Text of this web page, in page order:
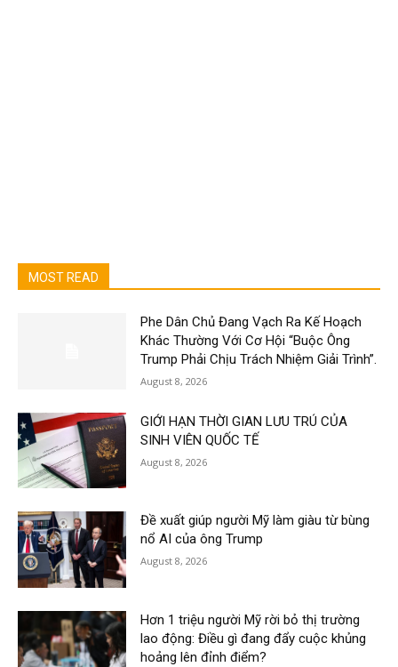
MOST READ
Phe Dân Chủ Đang Vạch Ra Kế Hoạch
Khác Thường Với Cơ Hội “Buộc Ông
Trump Phải Chịu Trách Nhiệm Giải Trình”.
August 8, 2026
GIỚI HẠN THỜI GIAN LƯU TRÚ CỦA
SINH VIÊN QUỐC TẾ
August 8, 2026
Đề xuất giúp người Mỹ làm giàu từ bùng
nổ AI của ông Trump
August 8, 2026
Hơn 1 triệu người Mỹ rời bỏ thị trường
lao động: Điều gì đang đẩy cuộc khủng
hoảng lên đỉnh điểm?